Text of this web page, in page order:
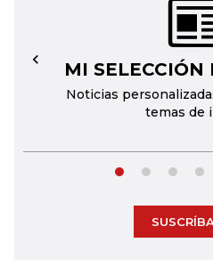
MI SELECCIÓN
Noticias
temas de
←